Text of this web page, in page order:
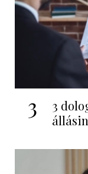
3
3